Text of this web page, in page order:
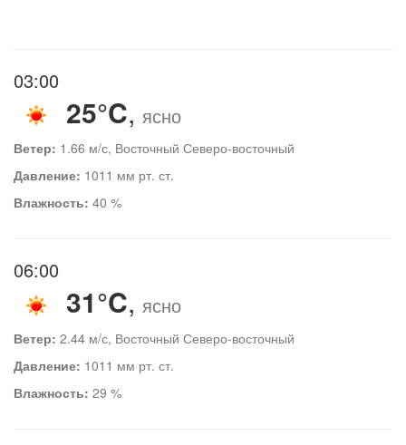
03:00
25°C, ясно
Ветер: 1.66 м/с, Восточный Северо-восточный
Давление: 1011 мм рт. ст.
Влажность: 40 %
06:00
31°C, ясно
Ветер: 2.44 м/с, Восточный Северо-восточный
Давление: 1011 мм рт. ст.
Влажность: 29 %